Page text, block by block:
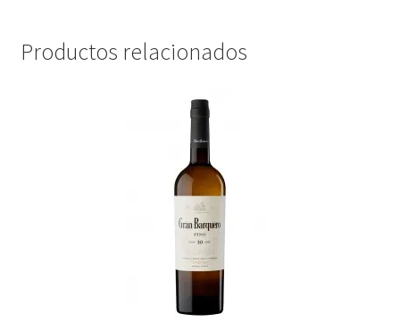
Productos relacionados